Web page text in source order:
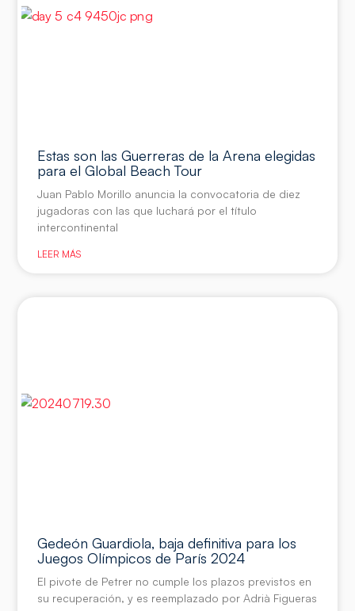
Estas son las Guerreras de la Arena elegidas
para el Global Beach Tour
Juan Pablo Morillo anuncia la convocatoria de diez
jugadoras con las que luchará por el título
intercontinental
LEER MÁS
Gedeón Guardiola, baja definitiva para los
Juegos Olímpicos de París 2024
El pivote de Petrer no cumple los plazos previstos en
su recuperación, y es reemplazado por Adrià Figueras